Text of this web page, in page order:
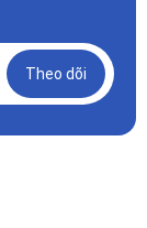
Theo dõi